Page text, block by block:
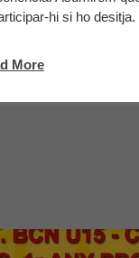
hi si ho desitja.
More